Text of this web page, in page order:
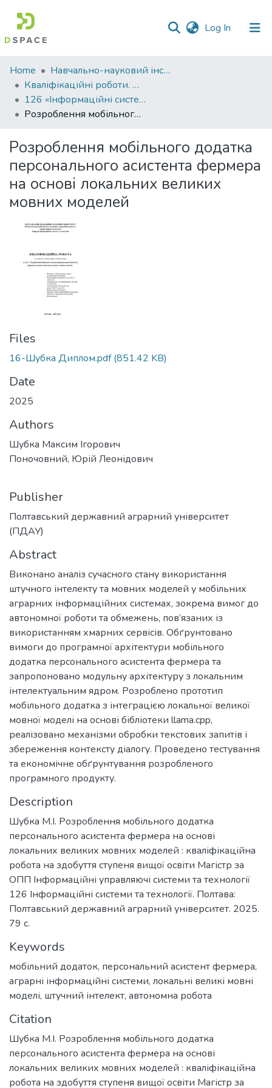
Log In (current)
Communities
&
Collections
All of DSpace
Statistics
Home
Навчально-науковий інститут економіки, управління, права та інформаційних технологій
Кваліфікаційні роботи. ННІ економіки, управління, права та ІТ
126 «Інформаційні системи та технології» - Магістри 2025-2026
Розроблення мобільного додатка персонального асистента фермера на основі локальних великих мовних моделей
Розроблення мобільного додатка
персонального асистента фермера
на основі локальних великих
мовних моделей
Files
16-Шубка Диплом.pdf(851.42 KB)
Date
2025
Authors
Шубка Максим Ігорович
Поночовний, Юрій Леонідович
Publisher
Полтавський державний аграрний університет
(ПДАУ)
Abstract
Виконано аналіз сучасного стану використання
штучного інтелекту та мовних моделей у мобільних
аграрних інформаційних системах, зокрема вимог до
автономної роботи та обмежень, пов’язаних із
використанням хмарних сервісів. Обґрунтовано
вимоги до програмної архітектури мобільного
додатка персонального асистента фермера та
запропоновано модульну архітектуру з локальним
інтелектуальним ядром. Розроблено прототип
мобільного додатка з інтеграцією локальної великої
мовної моделі на основі бібліотеки llama.cpp,
реалізовано механізми обробки текстових запитів і
збереження контексту діалогу. Проведено тестування
та економічне обґрунтування розробленого
програмного продукту.
Description
Шубка М.І. Розроблення мобільного додатка
персонального асистента фермера на основі
локальних великих мовних моделей : кваліфікаційна
робота на здобуття ступеня вищої освіти Магістр за
ОПП Інформаційні управляючі системи та технології
126 Інформаційні системи та технології. Полтава:
Полтавський державний аграрний університет. 2025.
79 с.
Keywords
мобільний додаток, персональний асистент фермера,
аграрні інформаційні системи, локальні великі мовні
моделі, штучний інтелект, автономна робота
Citation
Шубка М.І. Розроблення мобільного додатка
персонального асистента фермера на основі
локальних великих мовних моделей : кваліфікаційна
робота на здобуття ступеня вищої освіти Магістр за